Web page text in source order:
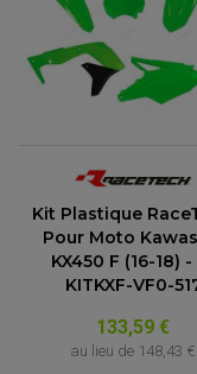
Kit Plastique
Pour Moto
KX450 F (16-18) -
KITKXF-VF0-
133,59 €
au lieu de 148,43 €